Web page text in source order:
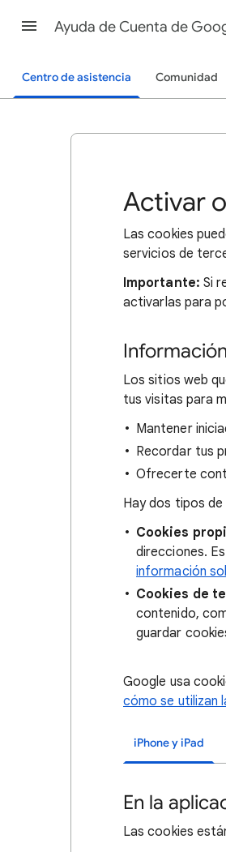
Ayuda de Cuenta de
Centro de asistencia Comunidad
Activar
Las cookies
servicios de
Importante: Si
activarlas para
Los sitios web
tus visitas para
Mantener
Recordar tus
Ofrecerte
Hay dos tipos
Cookies
direcciones.
información
Cookies de
contenido,
guardar
Google usa
cómo se utilizan
iPhone y iPad
En la
Las cookies